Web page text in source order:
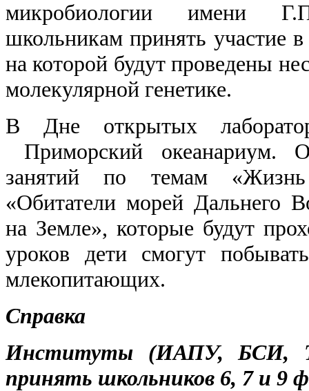
микробиологии имени
школьникам принять участие
на которой будут проведены
молекулярной генетике.
В Дне открытых
Приморский океанариум.
занятий по темам
«Обитатели морей Дальнего
на Земле», которые будут
уроков дети смогут
млекопитающих.
Справка
Институты (ИАПУ, БСИ,
принять школьников 6, 7 и 9